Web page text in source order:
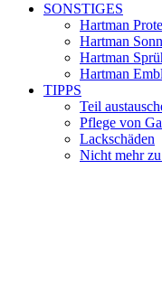
SONSTIGES
Hartman
Hartman
Hartman
Hartman
TIPPS
Teil
Pflege von
Lackschäden
Nicht mehr